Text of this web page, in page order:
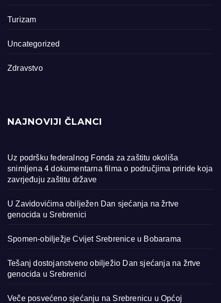
Turizam
Uncategorized
Zdravstvo
NAJNOVIJI ČLANCI
Uz podršku federalnog Fonda za zaštitu okoliša
snimljena 4 dokumentarna filma o područjima priride koja
zavrjeđuju zaštitu države
U Zavidovićima obilježen Dan sjećanja na žrtve
genocida u Srebrenici
Spomen-obilježje Cvijet Srebrenice u Bobarama
Tešanj dostojanstveno obilježio Dan sjećanja na žrtve
genocida u Srebrenici
Veče posvećeno sjećanju na Srebrenicu u Općoj